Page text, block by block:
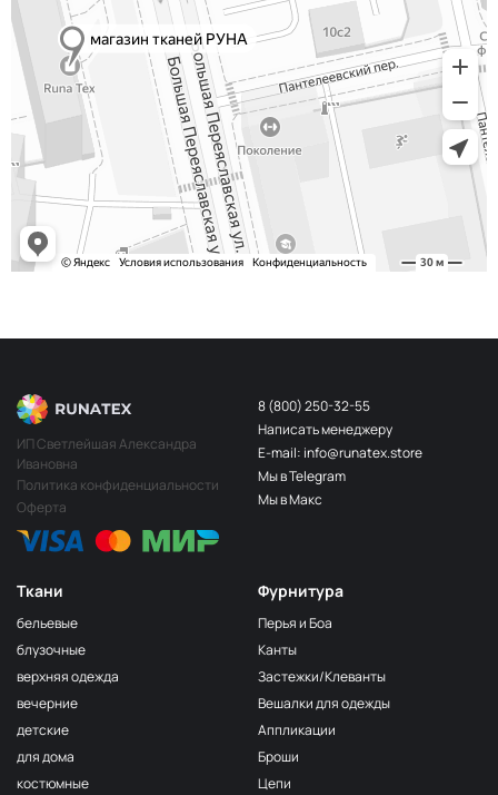
Ткани
бельевые
блузочные
верхняя одежда
вечерние
детские
для дома
костюмные
Фурнитура
Перья и Боа
Канты
Застежки/Клеванты
Вешалки для одежды
Аппликации
Броши
Цепи
ИП Светлейшая Александра
Ивановна
Политика конфиденциальности
Оферта
8 (800) 250-32-55
Написать менеджеру
E-mail: info@runatex.store
Мы в Telegram
Мы в Макс